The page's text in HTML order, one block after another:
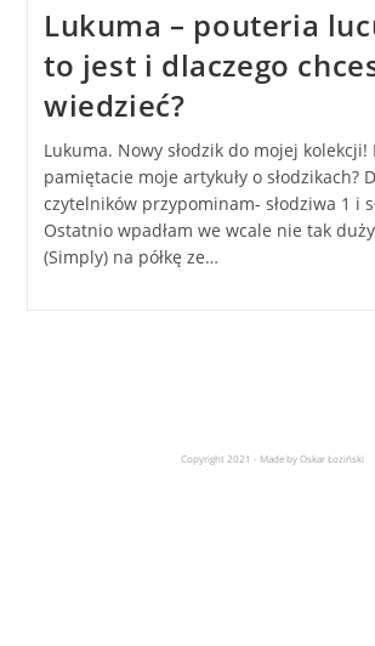
Lukuma – pouteria
to jest i dlaczego
wiedzieć?
Lukuma. Nowy słodzik do mojej kolekcji!
pamiętacie moje artykuły o słodzikach?
czytelników przypominam- słodziwa 1 i
Ostatnio wpadłam we wcale nie tak
(Simply) na półkę ze…
Copyright 2021 - Made by Oskar Łoziński